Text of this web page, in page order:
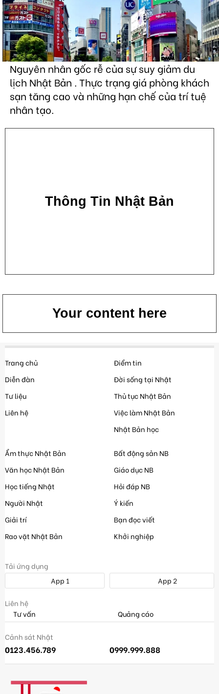
Nguyên nhân gốc rễ của sự suy giảm du
lịch Nhật Bản . Thực trạng giá phòng khách
sạn tăng cao và những hạn chế của trí tuệ
nhân tạo.
Thông Tin Nhật Bản
Your content here
Trang chủ
Diễn đàn
Tư liệu
Liên hệ
Điểm tin
Đời sống tại Nhật
Thủ tục Nhật Bản
Việc làm Nhật Bản
Nhật Bản học
Ẩm thực Nhật Bản
Văn học Nhật Bản
Học tiếng Nhật
Người Nhật
Giải trí
Rao vặt Nhật Bản
Bất động sản NB
Giáo dục NB
Hỏi đáp NB
Ý kiến
Bạn đọc viết
Khởi nghiệp
Tải ứng dụng
App 1
App 2
Liên hệ
Tư vấn
Quảng cáo
Cảnh sát Nhật
0123.456.789 0999.999.888